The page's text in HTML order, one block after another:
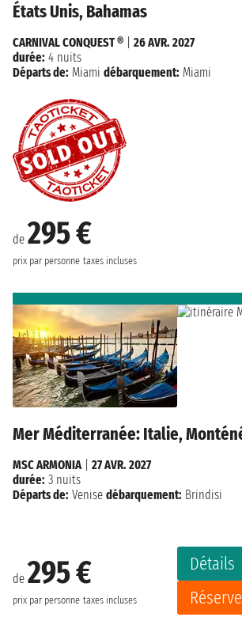
États Unis, Bahamas
de 295 €
prix par personne taxes incluses
CARNIVAL CONQUEST ®
26 AVR. 2027
durée: 4 nuits
Départs de: Miami débarquement: Miami
Mer Méditerranée: Italie,
de 295 €
prix par personne taxes incluses
Détails
MSC ARMONIA| 27 AVR. 2027
durée: 3 nuits
Départs de: Venise débarquement: Brindisi